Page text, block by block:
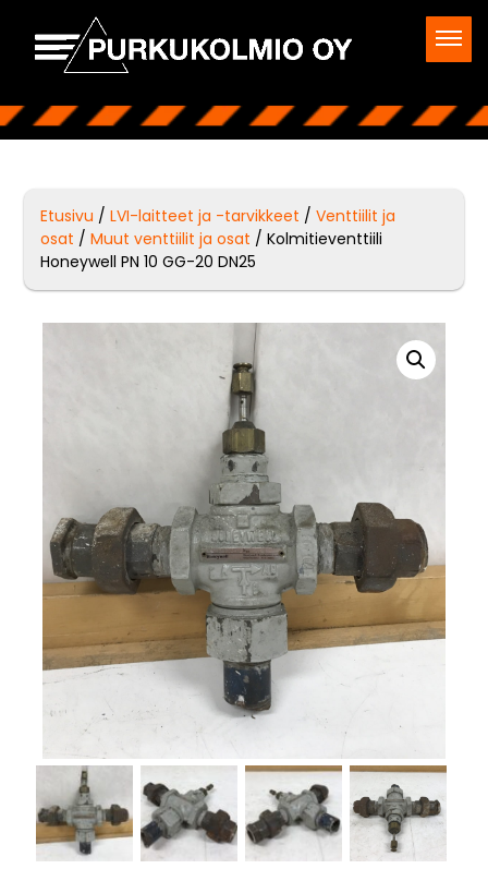
Etusivu /LVI-laitteet ja -tarvikkeet /Venttiilit ja
osat /Muut venttiilit ja osat / Kolmitieventtiili
Honeywell PN 10 GG-20 DN25